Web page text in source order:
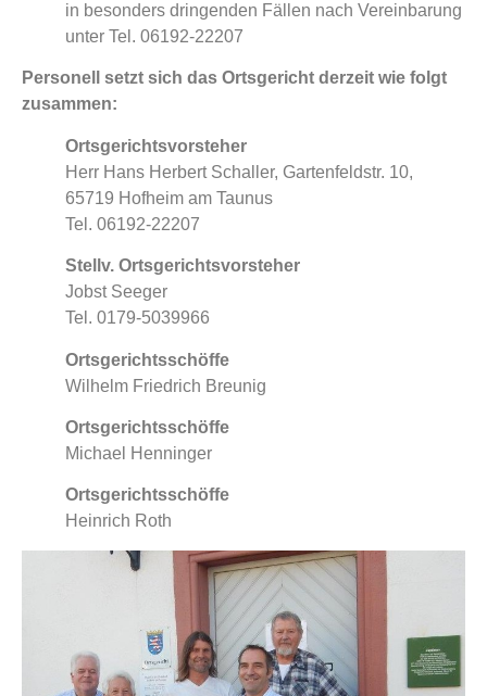
in besonders dringenden Fällen nach Vereinbarung
unter Tel. 06192-22207
Personell setzt sich das Ortsgericht derzeit wie folgt
zusammen:
Ortsgerichtsvorsteher
Herr Hans Herbert Schaller, Gartenfeldstr. 10,
65719 Hofheim am Taunus
Tel. 06192-22207
Stellv. Ortsgerichtsvorsteher
Jobst Seeger
Tel. 0179-5039966
Ortsgerichtsschöffe
Wilhelm Friedrich Breunig
Ortsgerichtsschöffe
Michael Henninger
Ortsgerichtsschöffe
Heinrich Roth